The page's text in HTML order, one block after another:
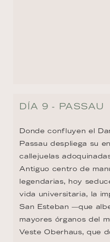
legendarias, hoy
San Esteban —que
mayores órganos del
Veste Oberhaus, que
orillas de tres ríos.